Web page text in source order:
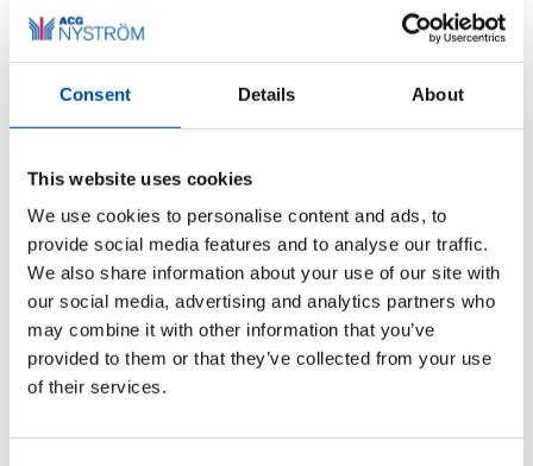
Consent Details About
This website uses cookies
We use cookies to personalise content and ads, to
provide social media features and to analyse our traffic.
We also share information about your use of our site with
our social media, advertising and analytics partners who
may combine it with other information that you’ve
provided to them or that they’ve collected from your use
of their services.
Fler maskiner för branschen
Möbel/Bil/Tapetserare
Fler maskiner för branschen
Fler maskiner för branschen
Fler maskiner för branschen
Teater/Opera/Skola
Fler maskiner för branschen
Tvätteri
Detaljer